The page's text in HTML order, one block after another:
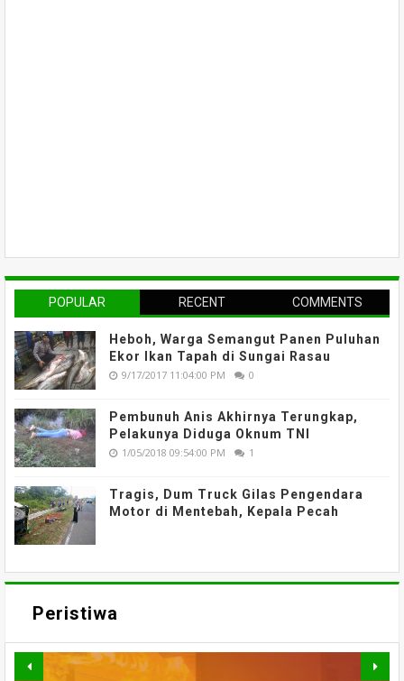
POPULAR RECENT COMMENTS
Heboh, Warga Semangut Panen Puluhan
Ekor Ikan Tapah di Sungai Rasau
9/17/2017 11:04:00 PM 0
Pembunuh Anis Akhirnya Terungkap,
Pelakunya Diduga Oknum TNI
1/05/2018 09:54:00 PM 1
Tragis, Dum Truck Gilas Pengendara
Motor di Mentebah, Kepala Pecah
Peristiwa